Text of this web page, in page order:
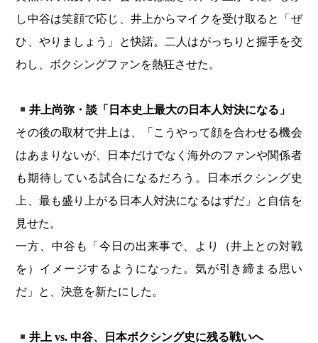
し中谷は笑顔で応じ、井上からマイクを受け取ると「ぜ
ひ、やりましょう」と快諾。二人はがっちりと握手を交
わし、ボクシングファンを熱狂させた。
井上尚弥・談「日本史上最大の日本人対決になる」
その後の取材で井上は、「こうやって顔を合わせる機会
はあまりないが、日本だけでなく海外のファンや関係者
も期待している試合になるだろう。日本ボクシング史
上、最も盛り上がる日本人対決になるはずだ」と自信を
見せた。
一方、中谷も「今日の出来事で、より（井上との対戦
を）イメージするようになった。気が引き締まる思い
だ」と、決意を新たにした。
井上 vs. 中谷、日本ボクシング史に残る戦いへ